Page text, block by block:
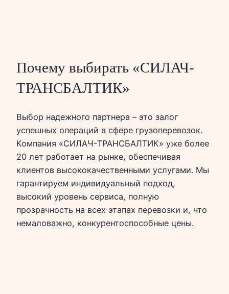
Почему выбирать «СИЛАЧ-
ТРАНСБАЛТИК»
Выбор надежного партнера – это залог
успешных операций в сфере грузоперевозок.
Компания «СИЛАЧ-ТРАНСБАЛТИК» уже более
20 лет работает на рынке, обеспечивая
клиентов высококачественными услугами. Мы
гарантируем индивидуальный подход,
высокий уровень сервиса, полную
прозрачность на всех этапах перевозки и, что
немаловажно, конкурентоспособные цены.